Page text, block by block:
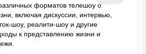
форматов телешоу о
включая дискуссии, интервью,
шоу, реалити-шоу и другие
к представлению жизни и